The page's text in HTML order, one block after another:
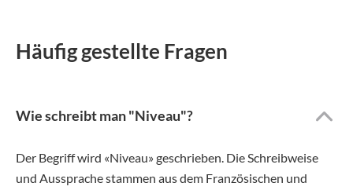
Häufig gestellte Fragen
Wie schreibt man "Niveau"?
Der Begriff wird «Niveau» geschrieben. Die Schreibweise
und Aussprache stammen aus dem Französischen und